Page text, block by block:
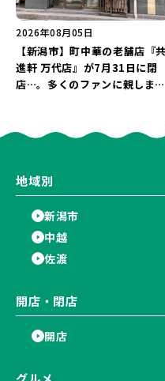
2026年08月05日
【新潟市】町中華の老舗店『共
進軒 万代店』が7月31日に閉
店…。多くのファンに親しまれ
地域別
新潟市
中越
佐渡
開店・閉店
開店